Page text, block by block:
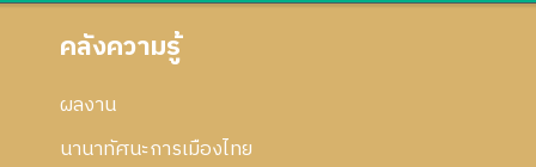
คลังความรู้
ผลงาน
นานาทัศนะการเมืองไทย